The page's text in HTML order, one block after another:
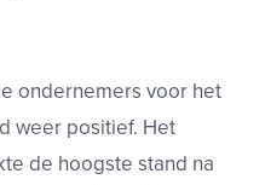
ondernemers voor het
weer positief. Het
de hoogste stand na